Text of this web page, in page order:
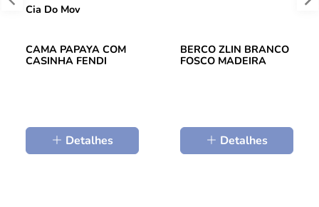
Cia Do Mov
CAMA PAPAYA COM
CASINHA FENDI
Detalhes
BERCO ZLIN BRANCO
FOSCO MADEIRA
Detalhes